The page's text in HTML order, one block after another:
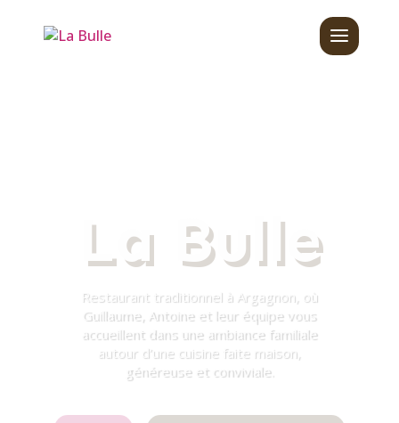
La Bulle
Restaurant traditionnel à Argagnon, où
Guillaume, Antoine et leur équipe vous
accueillent dans une ambiance familiale
autour d’une cuisine faite maison,
généreuse et conviviale.